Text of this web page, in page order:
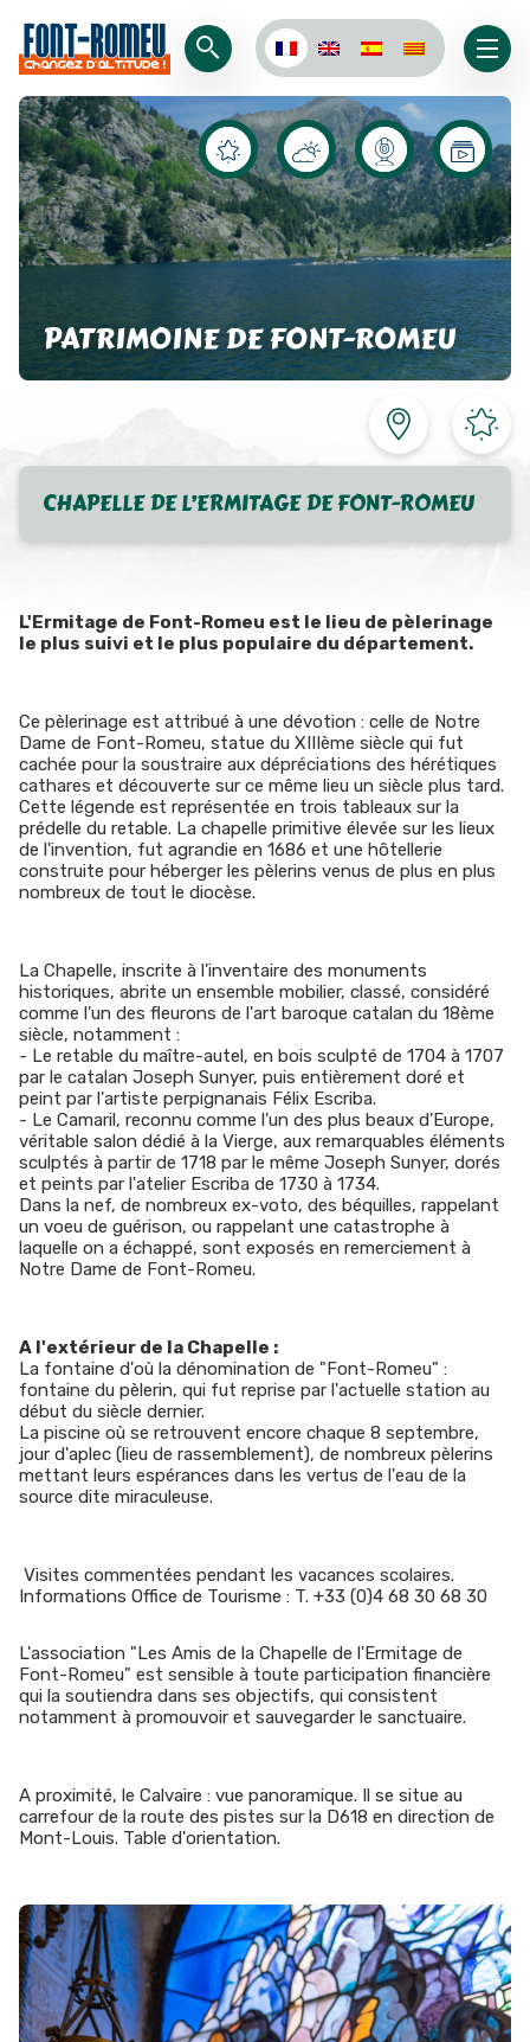
PATRIMOINE DE FONT-ROMEU
CHAPELLE DE L’ERMITAGE DE FONT-ROMEU
L'Ermitage de Font-Romeu est le lieu de pèlerinage
le plus suivi et le plus populaire du département.
Ce pèlerinage est attribué à une dévotion : celle de Notre
Dame de Font-Romeu, statue du XIIIème siècle qui fut
cachée pour la soustraire aux dépréciations des hérétiques
cathares et découverte sur ce même lieu un siècle plus tard.
Cette légende est représentée en trois tableaux sur la
prédelle du retable. La chapelle primitive élevée sur les lieux
de l'invention, fut agrandie en 1686 et une hôtellerie
construite pour héberger les pèlerins venus de plus en plus
nombreux de tout le diocèse.
La Chapelle, inscrite à l'inventaire des monuments
historiques, abrite un ensemble mobilier, classé, considéré
comme l'un des fleurons de l'art baroque catalan du 18ème
siècle, notamment :
- Le retable du maître-autel, en bois sculpté de 1704 à 1707
par le catalan Joseph Sunyer, puis entièrement doré et
peint par l'artiste perpignanais Félix Escriba.
- Le Camaril, reconnu comme l'un des plus beaux d'Europe,
véritable salon dédié à la Vierge, aux remarquables éléments
sculptés à partir de 1718 par le même Joseph Sunyer, dorés
et peints par l'atelier Escriba de 1730 à 1734.
Dans la nef, de nombreux ex-voto, des béquilles, rappelant
un voeu de guérison, ou rappelant une catastrophe à
laquelle on a échappé, sont exposés en remerciement à
Notre Dame de Font-Romeu.
A l'extérieur de la Chapelle :
La fontaine d'où la dénomination de "Font-Romeu" :
fontaine du pèlerin, qui fut reprise par l'actuelle station au
début du siècle dernier.
La piscine où se retrouvent encore chaque 8 septembre,
jour d'aplec (lieu de rassemblement), de nombreux pèlerins
mettant leurs espérances dans les vertus de l'eau de la
source dite miraculeuse.
Visites commentées pendant les vacances scolaires.
Informations Office de Tourisme : T. +33 (0)4 68 30 68 30
L'association "Les Amis de la Chapelle de l'Ermitage de
Font-Romeu" est sensible à toute participation financière
qui la soutiendra dans ses objectifs, qui consistent
notamment à promouvoir et sauvegarder le sanctuaire.
A proximité, le Calvaire : vue panoramique. Il se situe au
carrefour de la route des pistes sur la D618 en direction de
Mont-Louis. Table d'orientation.